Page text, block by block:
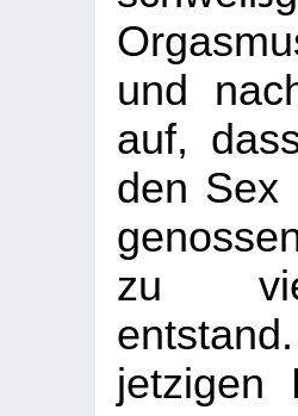
und
auf,
den Sex
zu
jetzigen